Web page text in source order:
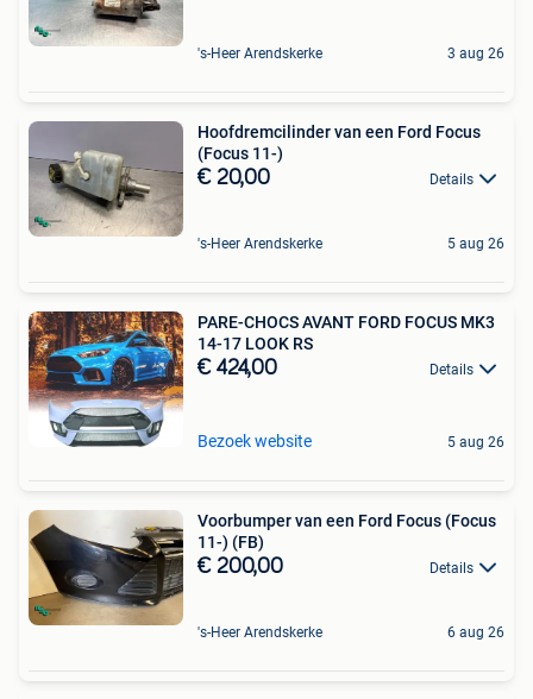
's-Heer Arendskerke 3 aug 26
Hoofdremcilinder van een Ford Focus
(Focus 11-)
€ 20,00 Details
's-Heer Arendskerke 5 aug 26
PARE-CHOCS AVANT FORD FOCUS MK3
14-17 LOOK RS
€ 424,00 Details
Bezoek website 5 aug 26
Voorbumper van een Ford Focus (Focus
11-) (FB)
€ 200,00 Details
's-Heer Arendskerke 6 aug 26